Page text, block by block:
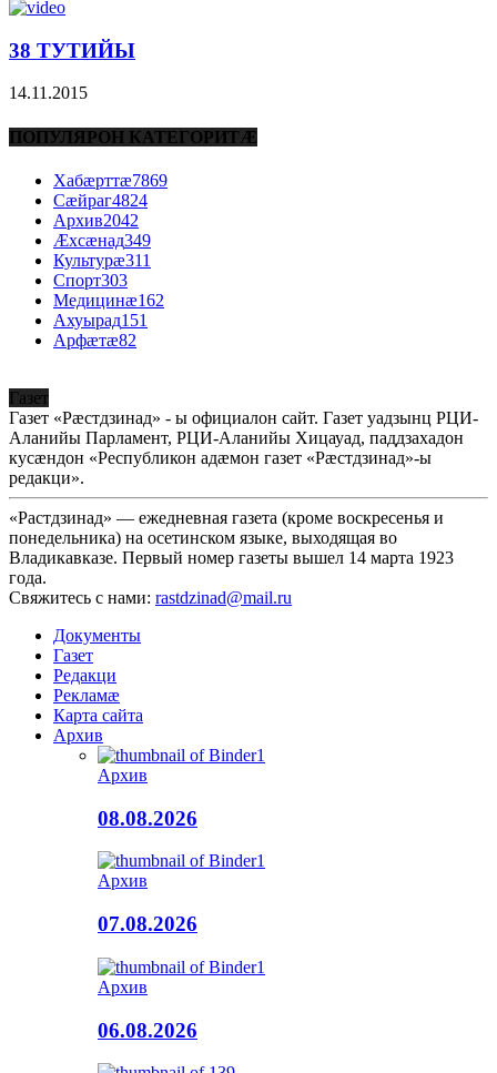
38 ТУТИЙЫ
14.11.2015
ПОПУЛЯРОН КАТЕГОРИТÆ
Хабæрттæ7869
Сæйраг4824
Архив2042
Æхсæнад349
Культурæ311
Спорт303
Медицинæ162
Ахуырад151
Арфæтæ82
Газет
Газет «Рæстдзинад» - ы официалон сайт. Газет уадзынц РЦИ-
Аланийы Парламент, РЦИ-Аланийы Хицауад, паддзахадон
кусæндон «Республикон адæмон газет «Рæстдзинад»-ы
редакци».
«Растдзинад» — ежедневная газета (кроме воскресенья и
понедельника) на осетинском языке, выходящая во
Владикавказе. Первый номер газеты вышел 14 марта 1923
года.
Свяжитесь с нами: rastdzinad@mail.ru
Документы
Газет
Редакци
Рекламæ
Карта сайта
Архив
Архив
08.08.2026
Архив
07.08.2026
Архив
06.08.2026